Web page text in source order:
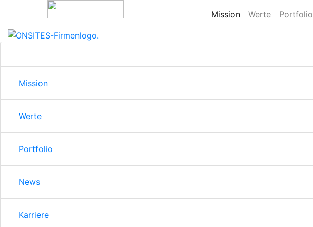
Mission Werte Portfolio
Mission
Werte
Portfolio
News
Karriere